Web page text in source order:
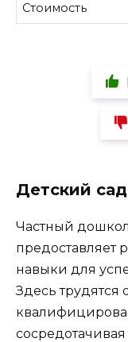
Стоимость
Детский
Частный
предоставляет
навыки для
Здесь трудятся